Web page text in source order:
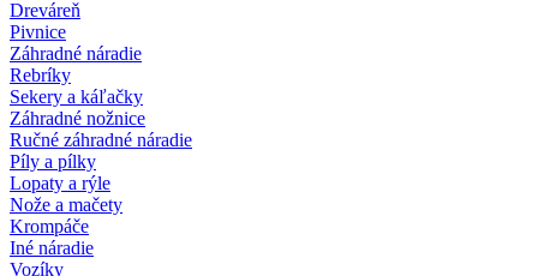
Dreváreň
Pivnice
Záhradné náradie
Rebríky
Sekery a káľačky
Záhradné nožnice
Ručné záhradné náradie
Píly a pílky
Lopaty a rýle
Nože a mačety
Krompáče
Iné náradie
Vozíky